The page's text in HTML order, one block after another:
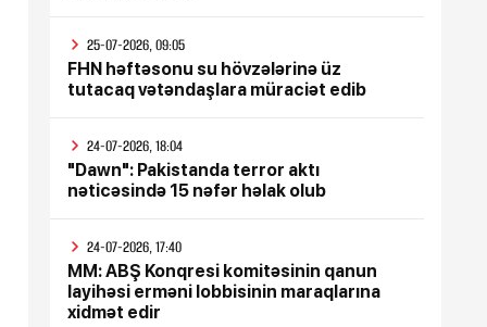
25-07-2026, 09:05
FHN həftəsonu su hövzələrinə üz
tutacaq vətəndaşlara müraciət edib
24-07-2026, 18:04
"Dawn": Pakistanda terror aktı
nəticəsində 15 nəfər həlak olub
24-07-2026, 17:40
MM: ABŞ Konqresi komitəsinin qanun
layihəsi erməni lobbisinin maraqlarına
xidmət edir